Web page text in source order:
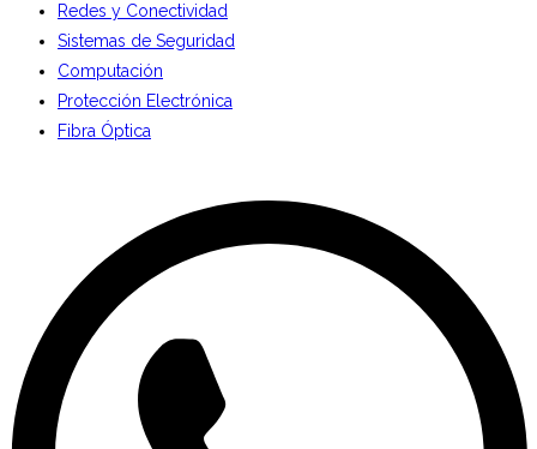
Redes y Conectividad
Sistemas de Seguridad
Computación
Protección Electrónica
Fibra Óptica